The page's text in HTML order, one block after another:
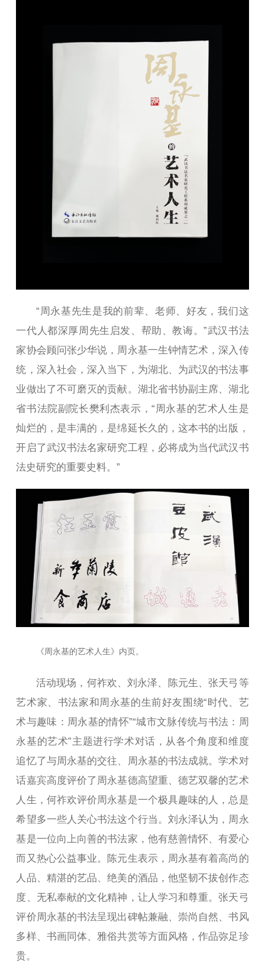
“周永基先生是我的前辈、老师、好友，我们这
一代人都深厚周先生启发、帮助、教诲。”武汉书法
家协会顾问张少华说，周永基一生钟情艺术，深入传
统，深入社会，深入当下，为湖北、为武汉的书法事
业做出了不可磨灭的贡献。湖北省书协副主席、湖北
省书法院副院长樊利杰表示，“周永基的艺术人生是
灿烂的，是丰满的，是绵延长久的，这本书的出版，
开启了武汉书法名家研究工程，必将成为当代武汉书
法史研究的重要史料。”
《周永基的艺术人生》内页。
活动现场，何祚欢、刘永泽、陈元生、张天弓等
艺术家、书法家和周永基的生前好友围绕“时代、艺
术与趣味：周永基的情怀”“城市文脉传统与书法：周
永基的艺术”主题进行学术对话，从各个角度和维度
追忆了与周永基的交往、周永基的书法成就。学术对
话嘉宾高度评价了周永基德高望重、德艺双馨的艺术
人生，何祚欢评价周永基是一个极具趣味的人，总是
希望多一些人关心书法这个行当。刘永泽认为，周永
基是一位向上向善的书法家，他有慈善情怀、有爱心
而又热心公益事业。陈元生表示，周永基有着高尚的
人品、精湛的艺品、绝美的酒品，他坚韧不拔创作态
度、无私奉献的文化精神，让人学习和尊重。张天弓
评价周永基的书法呈现出碑帖兼融、崇尚自然、书风
多样、书画同体、雅俗共赏等方面风格，作品弥足珍
贵。